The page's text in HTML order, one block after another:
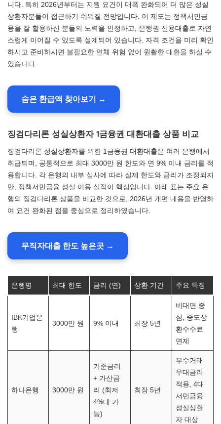
니다. 특히 2026년부터는 지원 요건이 대폭 완화되어 더 많은 성실
상환자분들이 접근하기 쉬워질 전망입니다. 이 제도는 정책서민금
융을 잘 활용하신 분들의 노력을 인정하고, 은행권 신용대출로 자연
스럽게 이어질 수 있도록 설계되어 있습니다. 자격 조건을 미리 확인
하시고 준비하시면 불필요한 연체 위험 없이 원활한 대환을 하실 수
있습니다.
숨은 환급액 찾아보기 →
징검다리론 성실상환자 1금융권 대환대출 상품 비교
징검다리론 성실상환자를 위한 1금융권 대환대출은 여러 은행에서
취급되며, 공통적으로 최대 3000만 원 한도와 연 9% 이내 금리를 적
용합니다. 각 은행의 내부 심사에 따라 실제 한도와 금리가 조정되지
만, 정책서민금융 성실 이용 실적이 핵심입니다. 아래 표는 주요 은
행의 징검다리론 상품을 비교한 것으로, 2026년 개편 내용을 반영하
여 요건 완화된 점을 중심으로 정리하였습니다.
무직자대출 한도 높은곳 →
은행명 최대 한도 금리 (연) 상환 기간 주요 특징
IBK기업은
행
3000만 원 9% 이내 최장 5년
비대면 중
심, 중도상
환수수료
면제
하나은행 3000만 원
기준금리
+ 가산금
리 (최저
4%대 가
능)
최장 5년
부수거래
우대금리
적용, 4대
서민금융
성실상환
자 대상